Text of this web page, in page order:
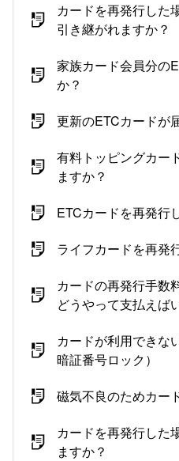
カードを再発行した
引き継がれますか？
家族カード会員分の
か？
更新のETCカードが
有料トッピングカー
ますか？
ETCカードを再発行
ライフカードを再発
カードの再発行手数
どうやって支払えば
カードが利用できな
暗証番号ロック）
磁気不良のためカー
カードを再発行した
ますか？